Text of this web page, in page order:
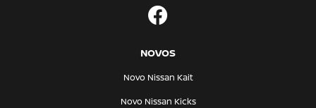
NOVOS
Novo Nissan Kait
Novo Nissan Kicks